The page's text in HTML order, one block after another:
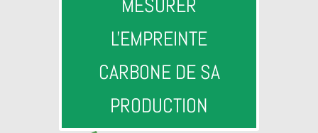
MESURER
L'EMPREINTE
CARBONE DE SA
PRODUCTION